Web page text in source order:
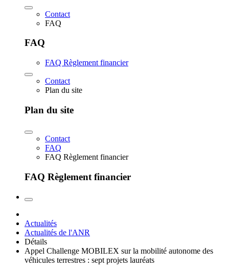
Contact
FAQ
FAQ
FAQ Règlement financier
Contact
Plan du site
Plan du site
Contact
FAQ
FAQ Règlement financier
FAQ Règlement financier
Actualités
Actualités de l'ANR
Détails
Appel Challenge MOBILEX sur la mobilité autonome des
véhicules terrestres : sept projets lauréats